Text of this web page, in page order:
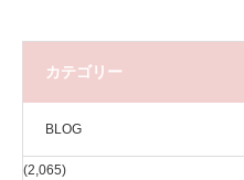
カテゴリー
BLOG
(2,065)